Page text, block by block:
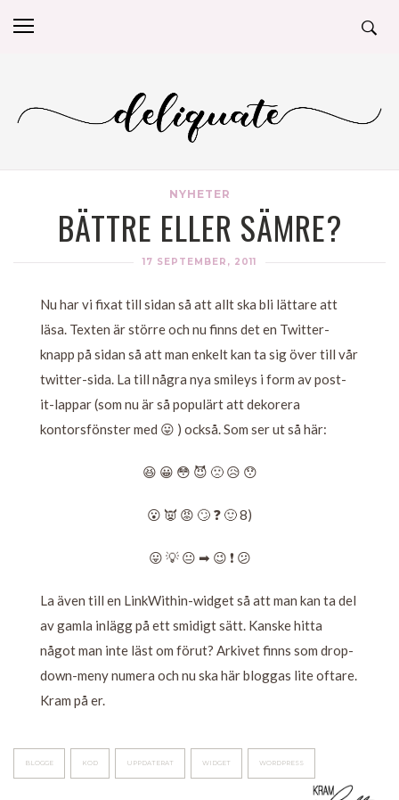
NYHETER
BÄTTRE ELLER SÄMRE?
17 SEPTEMBER, 2011
Nu har vi fixat till sidan så att allt ska bli lättare att
läsa. Texten är större och nu finns det en Twitter-
knapp på sidan så att man enkelt kan ta sig över till vår
twitter-sida. La till några nya smileys i form av post-
it-lappar (som nu är så populärt att dekorera
kontorsfönster med 😛 ) också. Som ser ut så här:
😆 😀 😳 😈 🙁 😥 😯
😮 👿 😡 🙄 ❓ 🙂 8)
😛 💡 😐 ➡ 😉 ❗ 😕
La även till en LinkWithin-widget så att man kan ta del
av gamla inlägg på ett smidigt sätt. Kanske hitta
något man inte läst om förut? Arkivet finns som drop-
down-meny numera och nu ska här bloggas lite oftare.
Kram på er.
BLOGGE KOD UPPDATERAT WIDGET WORDPRESS